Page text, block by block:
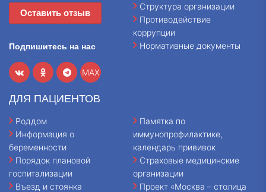
Оставить отзыв
Подпишитесь на нас
MAX
Структура организации
Противодействие
коррупции
Нормативные документы
ДЛЯ ПАЦИЕНТОВ
Роддом
Информация о
беременности
Порядок плановой
госпитализации
Въезд и стоянка
Памятка по
иммунопрофилактике,
календарь прививок
Страховые медицинские
организации
Проект «Москва – столица